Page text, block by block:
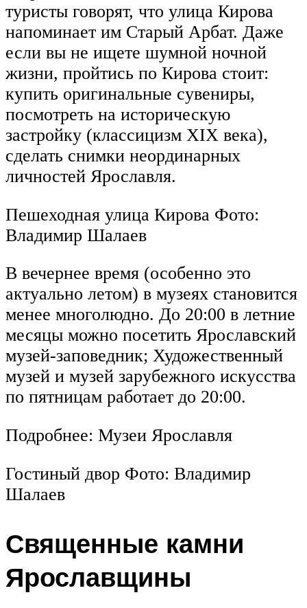
туристы говорят, что улица Кирова
напоминает им Старый Арбат. Даже
если вы не ищете шумной ночной
жизни, пройтись по Кирова стоит:
купить оригинальные сувениры,
посмотреть на историческую
застройку (классицизм XIX века),
сделать снимки неординарных
личностей Ярославля.
Пешеходная улица Кирова Фото:
Владимир Шалаев
В вечернее время (особенно это
актуально летом) в музеях становится
менее многолюдно. До 20:00 в летние
месяцы можно посетить Ярославский
музей-заповедник; Художественный
музей и музей зарубежного искусства
по пятницам работает до 20:00.
Подробнее: Музеи Ярославля
Гостиный двор Фото: Владимир
Шалаев
Священные камни
Ярославщины